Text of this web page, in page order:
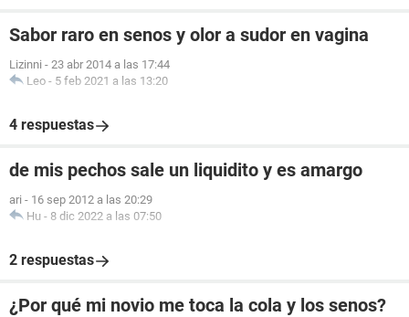
Sabor raro en senos y olor a sudor en vagina
Lizinni - 23 abr 2014 a las 17:44
Leo - 5 feb 2021 a las 13:20
4 respuestas
de mis pechos sale un liquidito y es amargo
ari - 16 sep 2012 a las 20:29
Hu - 8 dic 2022 a las 07:50
2 respuestas
¿Por qué mi novio me toca la cola y los senos?